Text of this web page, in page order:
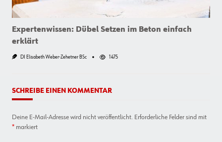
Expertenwissen: Dübel Setzen im Beton einfach
erklärt
DI Elisabeth Weber-Zehetner BSc 1475
SCHREIBE EINEN KOMMENTAR
Deine E-Mail-Adresse wird nicht veröffentlicht. Erforderliche Felder sind mit
* markiert